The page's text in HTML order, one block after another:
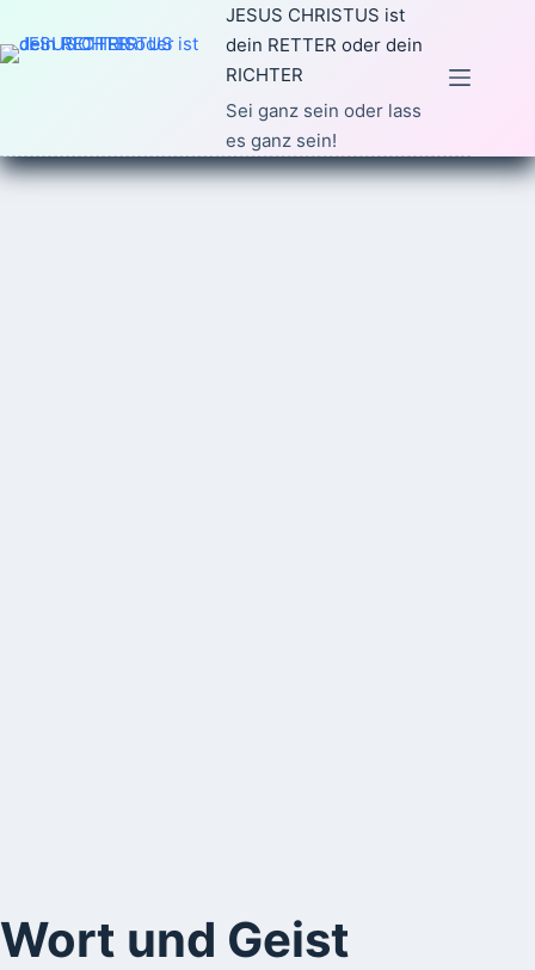
Inhalt
JESUS CHRISTUS ist
dein RETTER oder dein
RICHTER
Sei ganz sein oder lass
es ganz sein!
Wort und Geist